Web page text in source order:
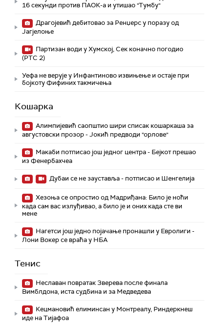
16 секунди против ПАОК-а и утишао "Тумбу"
Драгојевић дебитовао за Ренџерс у поразу од
Јагјелоње
Партизан води у Хумској, Сек коначно погодио
(РТС 2)
Уефа не верује у Инфантиново извињење и остаје при
бојкоту Фифиних такмичења
Кошарка
Алимпијевић саопштио шири списак кошаркаша за
августовски прозор - Јокић предводи "орлове"
Макаби потписао још једног центра - Бејкот прешао
из Фенербахчеа
Дубаи се не зауставља - потписао и Шенгелија
Хезоња се опростио од Мадриђана: Било је ноћи
када сам вас излуђивао, а било је и оних када сте ви
мене
Нагетси још једно појачање пронашли у Евролиги -
Лони Вокер се враћа у НБА
Тенис
Неславан повратак Зверева после финала
Вимблдона, иста судбина и за Медведева
Кецмановић елиминсан у Монтреалу, Риндеркнеш
иде на Тијафоа